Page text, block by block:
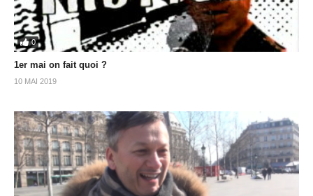
0
1er mai on fait quoi ?
10 MAI 2019